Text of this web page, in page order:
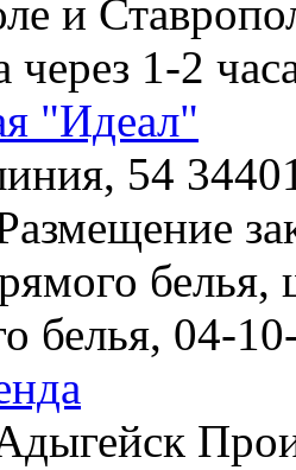
и
через 1-2
"Идеал"
54
белья, 04-